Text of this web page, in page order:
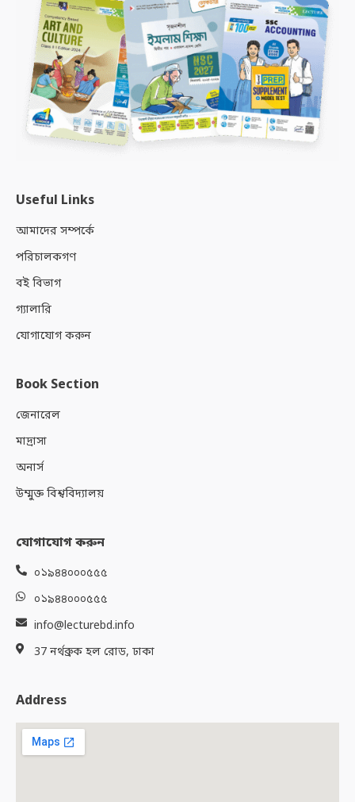
Useful Links
আমাদের সম্পর্কে
পরিচালকগণ
বই বিভাগ
গ্যালারি
যোগাযোগ করুন
Book Section
জেনারেল
মাদ্রাসা
অনার্স
উম্মুক্ত বিশ্ববিদ্যালয়
যোগাযোগ করুন
০১৯৪৪০০০৫৫৫
০১৯৪৪০০০৫৫৫
info@lecturebd.info
37 নর্থব্রুক হল রোড, ঢাকা
Address